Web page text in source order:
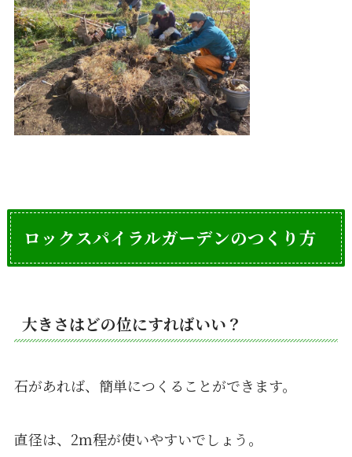
ロックスパイラルガーデンのつくり方
大きさはどの位にすればいい？
石があれば、簡単につくることができます。
直径は、2ｍ程が使いやすいでしょう。